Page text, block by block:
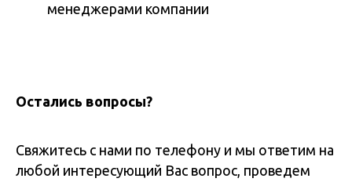
менеджерами компании
Остались вопросы?
Свяжитесь с нами по телефону и мы ответим на
любой интересующий Вас вопрос, проведем